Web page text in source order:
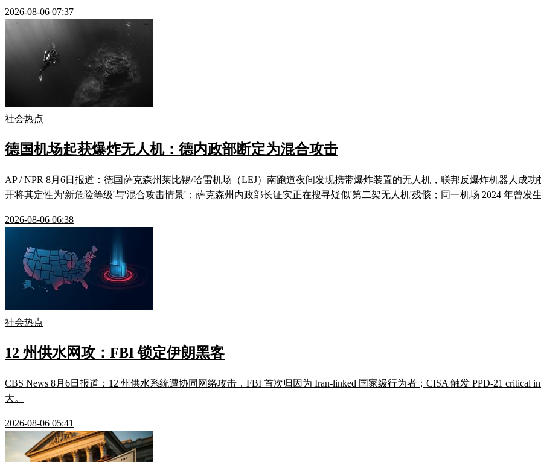
2026-08-06 07:37
社会热点
德国机场起获爆炸无人机：德内政部断定为混合攻击
AP / NPR 8月6日报道：德国萨克森州莱比锡/哈雷机场（LEJ）南跑道夜间发现携带爆炸装置的无人机，联邦反爆炸机器人成
开将其定性为'新危险等级'与'混合攻击情景'；萨克森州内政部长证实正在搜寻疑似'第二架无人机'残骸；同一机场 2024 年曾发
2026-08-06 06:38
社会热点
12 州供水网攻：FBI 锁定伊朗黑客
CBS News 8月6日报道：12 州供水系统遭协同网络攻击，FBI 首次归因为 Iran-linked 国家级行为者；CISA 触发 PPD-21 critical
大。
2026-08-06 05:41